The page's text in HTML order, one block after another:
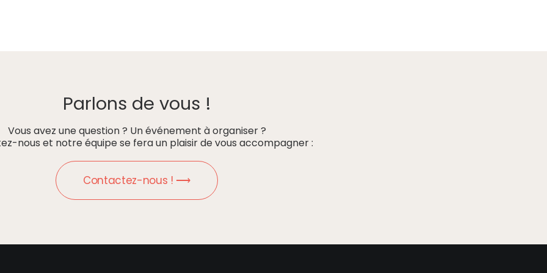
Parlons de vous !
Vous avez une question ? Un événement à organiser ?
nous et notre équipe se fera un plaisir de vous accompagner :
Contactez-nous ! ⟶